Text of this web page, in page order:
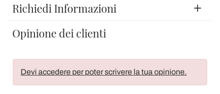
Richiedi Informazioni
Opinione dei clienti
Devi accedere per poter scrivere la tua opinione.